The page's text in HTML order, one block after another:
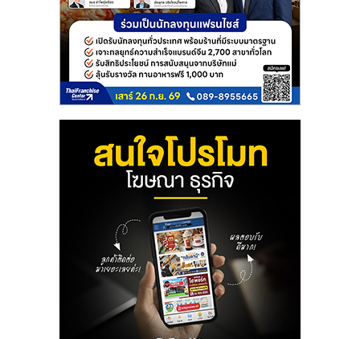
ไชส์
ขาย